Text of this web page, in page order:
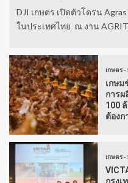
DJI เกษตร เปิดตัวโดรน
ในประเทศไทย ณ งาน
เกษตร -
เกษม
การผ
100
ต้องก
เกษตร -